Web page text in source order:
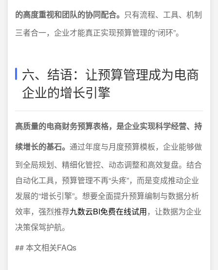
的高度重视和团队的协同配合。 只有流程、工具、机制
三者合一，企业才能真正实现预算管理的“闭环”。
六、结语：让预算管理成为电商
企业的增长引擎
高质量的电商财务预算表格，是企业实现科学经营、持
续增长的基石。 通过年度与月度预算模板，企业能够做
到全局规划、精细化管控、动态调整和高效复盘。结合
自动化工具，预算管理不再“头疼”，而是变成推动企业
发展的“增长引擎”。想要全面提升预算编制与数据分析
效率，强烈推荐九数云BI免费在线试用，让数据为企业
决策保驾护航。
## 本文相关FAQs